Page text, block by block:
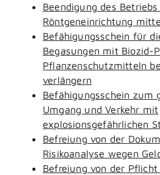
Beendigung des
Röntgeneinrichtung
Befähigungsschein für
Begasungen mit Biozid-
Pflanzenschutzmitteln
verlängern
Befähigungsschein zum
Umgang und Verkehr mit
explosionsgefährlichen
Befreiung von der
Risikoanalyse wegen
Befreiung von der